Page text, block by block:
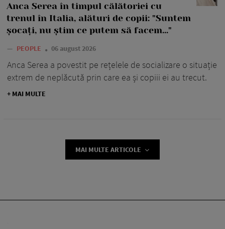
Anca Serea în timpul călătoriei cu
trenul în Italia, alături de copii: "Suntem
șocați, nu știm ce putem să facem..."
— PEOPLE 06 august 2026
Anca Serea a povestit pe rețelele de socializare o situație
extrem de neplăcută prin care ea și copiii ei au trecut.
+ MAI MULTE
MAI MULTE ARTICOLE